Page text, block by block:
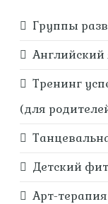
Группы
Английский
Тренинг
(для
Детский
Арт-терапия